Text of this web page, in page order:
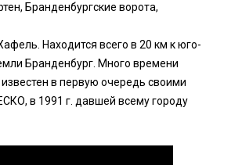
Бранденбургские ворота,
Находится всего в 20 км к юго-
Бранденбург. Много времени
в первую очередь своими
в 1991 г. давшей всему городу